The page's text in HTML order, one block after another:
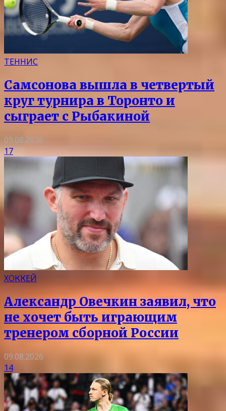
ТЕННИС
Самсонова вышла в четвертый
круг турнира в Торонто и
сыграет с Рыбакиной
09.08.2026
17
ХОККЕЙ
Александр Овечкин заявил, что
не хочет быть играющим
тренером сборной России
09.08.2026
14